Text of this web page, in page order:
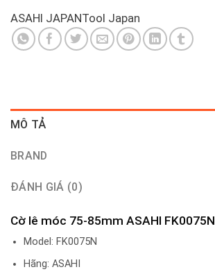
ASAHI JAPANTool Japan
MÔ TẢ
BRAND
ĐÁNH GIÁ (0)
Cờ lê móc 75-85mm ASAHI FK0075N
Model: FK0075N
Hãng: ASAHI